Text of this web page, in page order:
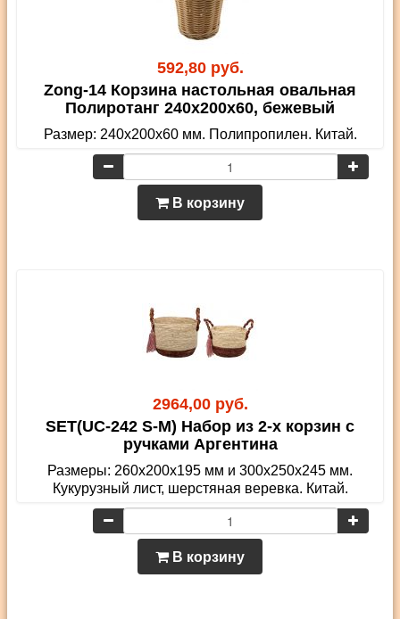
592,80 руб.
Zong-14 Корзина настольная овальная
Полиротанг 240х200х60, бежевый
Размер: 240х200х60 мм. Полипропилен. Китай.
В корзину
2964,00 руб.
SET(UC-242 S-M) Набор из 2-х корзин с
ручками Аргентина
Размеры: 260х200х195 мм и 300х250х245 мм.
Кукурузный лист, шерстяная веревка. Китай.
В корзину